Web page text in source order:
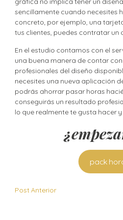
sencillamente cuando necesites
concreto, por ejemplo, una
tus clientes, puedes contratar un
En el estudio contamos con el
una buena manera de contar
profesionales del diseño
necesites una nueva aplicación
podrás ahorrar pasar horas
conseguirás un resultado
lo que realmente te gusta hacer
pack
Post Anterior